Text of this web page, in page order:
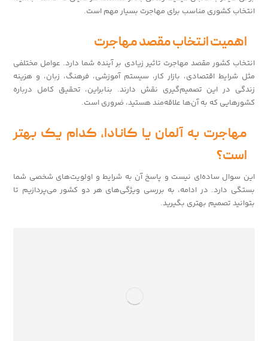
انتخاب کشوری مناسب برای مهاجرت بسیار مهم است.
اهمیت انتخاب مقصد مهاجرت
انتخاب کشور مقصد مهاجرت تاثیر زیادی بر آینده شما دارد. عوامل مختلفی
مثل شرایط اقتصادی، بازار کار، سیستم آموزشی، فرهنگ، زبان، و هزینه
زندگی در این تصمیم‌گیری نقش دارند. بنابراین، تحقیق کامل درباره
کشورهایی که به آن‌ها علاقه‌مند هستید، ضروری است.
مهاجرت به آلمان یا کانادا، کدام یک بهتر
است؟
این سوال ساده‌ای نیست و پاسخ آن به شرایط و اولویت‌های شخصی شما
بستگی دارد. در ادامه، به بررسی ویژگی‌های هر دو کشور می‌پردازیم تا
بتوانید تصمیم بهتری بگیرید.